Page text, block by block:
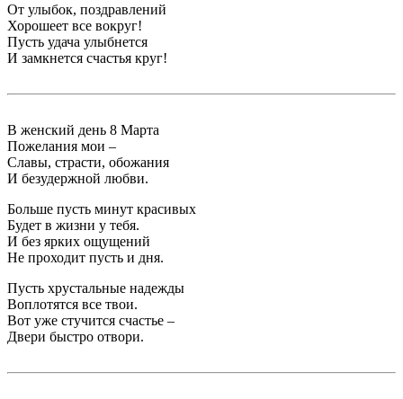
От улыбок, поздравлений
Хорошеет все вокруг!
Пусть удача улыбнется
И замкнется счастья круг!
В женский день 8 Марта
Пожелания мои –
Славы, страсти, обожания
И безудержной любви.
Больше пусть минут красивых
Будет в жизни у тебя.
И без ярких ощущений
Не проходит пусть и дня.
Пусть хрустальные надежды
Воплотятся все твои.
Вот уже стучится счастье –
Двери быстро отвори.